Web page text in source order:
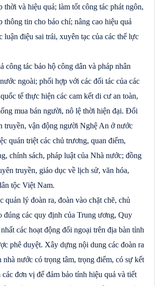
thời và hiệu quả; làm tốt công tác phát ngôn,
thông tin cho báo chí; nâng cao hiệu quả
luận điệu sai trái, xuyên tạc của các thế lực
công tác bảo hộ công dân và pháp nhân
ngoài; phối hợp với các đối tác của các
tế thực hiện các cam kết di cư an toàn,
mua bán người, nô lệ thời hiện đại. Đổi
truyền, vận động người Nghệ An ở nước
quán triệt các chủ trương, quan điểm,
chính sách, pháp luật của Nhà nước; đồng
truyền, giáo dục về lịch sử, văn hóa,
tộc Việt Nam.
quản lý đoàn ra, đoàn vào chặt chẽ, chủ
đúng các quy định của Trung ương, Quy
các hoạt động đối ngoại trên địa bàn tỉnh
phê duyệt. Xây dựng nội dung các đoàn ra
nhà nước có trọng tâm, trọng điểm, có sự kết
đơn vị để đảm bảo tính hiệu quả và tiết